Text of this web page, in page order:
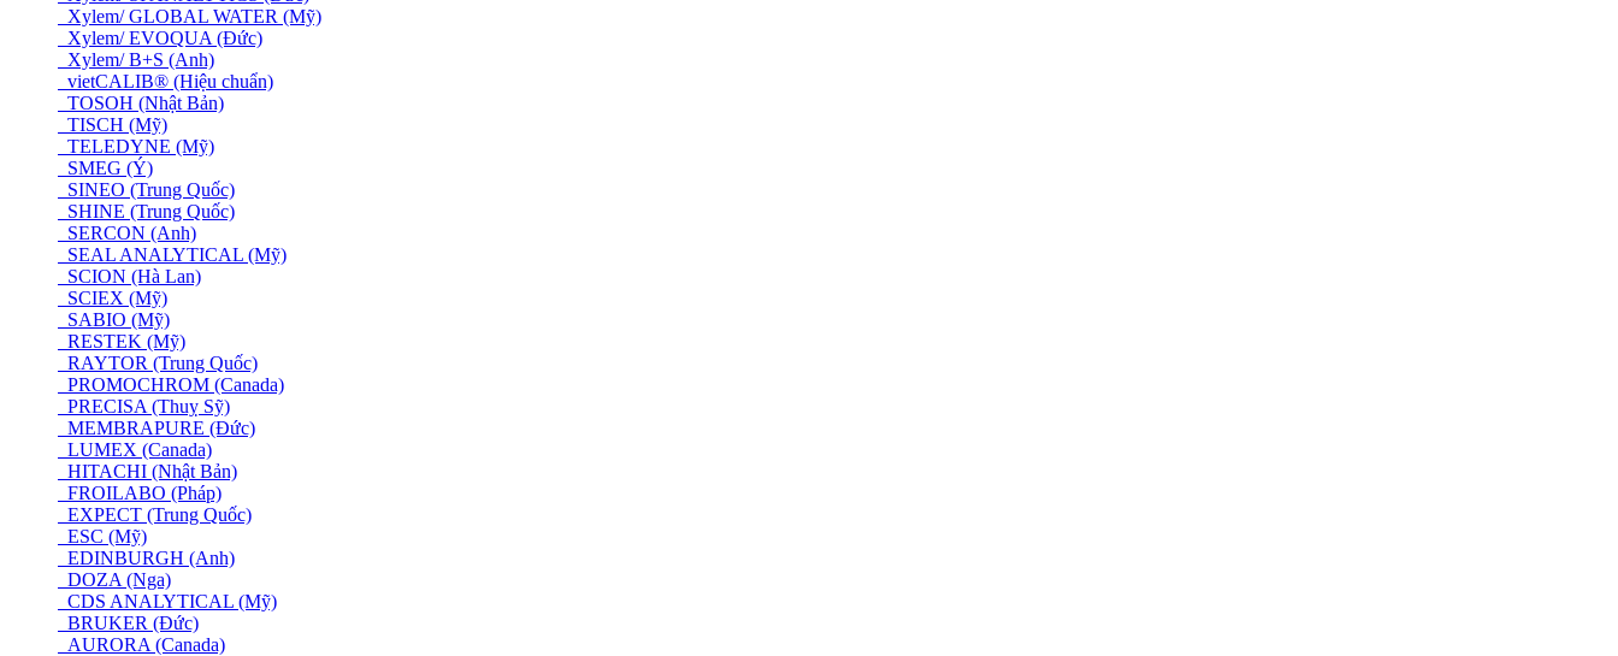
Xylem/ GLOBAL WATER (Mỹ)
Xylem/ EVOQUA (Đức)
Xylem/ B+S (Anh)
vietCALIB® (Hiệu chuẩn)
TOSOH (Nhật Bản)
TISCH (Mỹ)
TELEDYNE (Mỹ)
SMEG (Ý)
SINEO (Trung Quốc)
SHINE (Trung Quốc)
SERCON (Anh)
SEAL ANALYTICAL (Mỹ)
SCION (Hà Lan)
SCIEX (Mỹ)
SABIO (Mỹ)
RESTEK (Mỹ)
RAYTOR (Trung Quốc)
PROMOCHROM (Canada)
PRECISA (Thuỵ Sỹ)
MEMBRAPURE (Đức)
LUMEX (Canada)
HITACHI (Nhật Bản)
FROILABO (Pháp)
EXPECT (Trung Quốc)
ESC (Mỹ)
EDINBURGH (Anh)
DOZA (Nga)
CDS ANALYTICAL (Mỹ)
BRUKER (Đức)
AURORA (Canada)